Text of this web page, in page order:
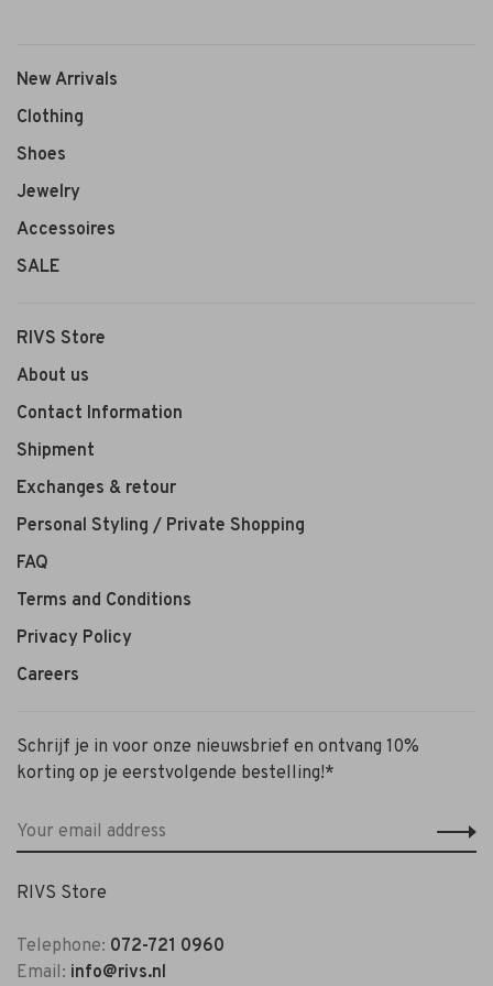
New Arrivals
Clothing
Shoes
Jewelry
Accessoires
SALE
RIVS Store
About us
Contact Information
Shipment
Exchanges & retour
Personal Styling / Private Shopping
FAQ
Terms and Conditions
Privacy Policy
Careers
Schrijf je in voor onze nieuwsbrief en ontvang 10%
korting op je eerstvolgende bestelling!*
RIVS Store
Telephone: 072-721 0960
Email: info@rivs.nl